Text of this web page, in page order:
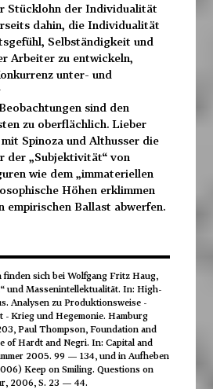
Stücklohn der Individualität
dahin, die Individualität
Selbständigkeit und
Arbeiter zu entwickeln,
unter- und
sind den
zu oberflächlich. Lieber
Spinoza und Althusser die
der „Subjektivität“ von
wie dem „immateriellen
Höhen erklimmen
empirischen Ballast abwerfen.
sich bei Wolfgang Fritz Haug,
und Massenintellektualität. In: High-
Analysen zu Produktionsweise -
- Krieg und Hegemonie. Hamburg
Paul Thompson, Foundation and
of Hardt and Negri. In: Capital and
2005. 99 — 134, und in Aufheben
Keep on Smiling. Questions on
2006, S. 23 — 44.